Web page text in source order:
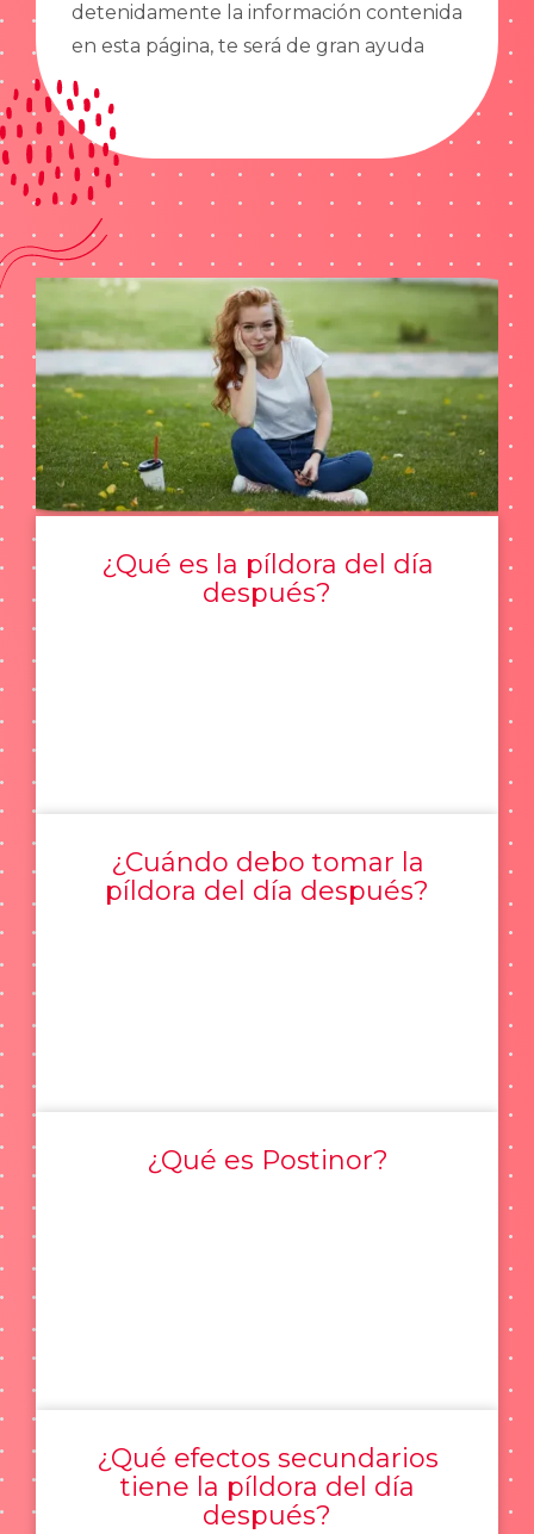
detenidamente la información contenida
en esta página, te será de gran ayuda
¿Qué es la píldora del día
después?
¿Cuándo debo tomar la
píldora del día después?
¿Qué es Postinor?
¿Qué efectos secundarios
tiene la píldora del día
después?